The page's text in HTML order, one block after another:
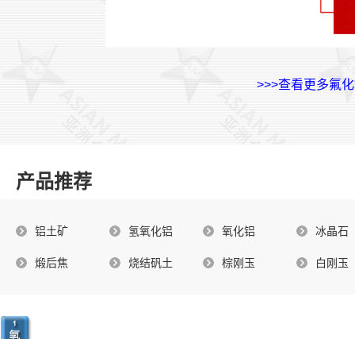
>>>查看更多氟
产品推荐
铝土矿 氢氧化铝 氧化铝 冰晶石
煅后焦 烧结矾土 棕刚玉 白刚玉